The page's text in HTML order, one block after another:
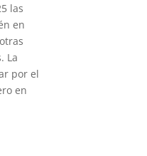
las
en
La
por el
en